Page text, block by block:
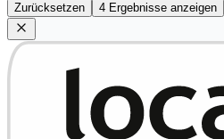
Zurücksetzen 4 Ergebnisse anzeigen